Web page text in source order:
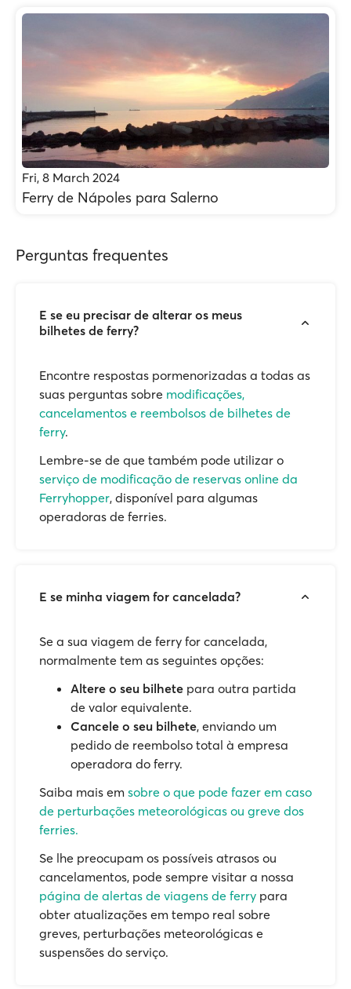
Fri, 8 March 2024
Ferry de Nápoles para Salerno
Perguntas frequentes
E se eu precisar de alterar os meus
bilhetes de ferry?
Encontre respostas pormenorizadas a todas as
suas perguntas sobre modificações,
cancelamentos e reembolsos de bilhetes de
ferry.
Lembre-se de que também pode utilizar o
serviço de modificação de reservas online da
Ferryhopper, disponível para algumas
operadoras de ferries.
E se minha viagem for cancelada?
Se a sua viagem de ferry for cancelada,
normalmente tem as seguintes opções:
Altere o seu bilhete para outra partida
de valor equivalente.
Cancele o seu bilhete, enviando um
pedido de reembolso total à empresa
operadora do ferry.
Saiba mais em sobre o que pode fazer em caso
de perturbações meteorológicas ou greve dos
ferries.
Se lhe preocupam os possíveis atrasos ou
cancelamentos, pode sempre visitar a nossa
página de alertas de viagens de ferry para
obter atualizações em tempo real sobre
greves, perturbações meteorológicas e
suspensões do serviço.